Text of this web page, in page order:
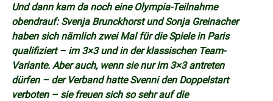
Und dann kam da noch eine Olympia-Teilnahme
obendrauf: Svenja Brunckhorst und Sonja Greinacher
haben sich nämlich zwei Mal für die Spiele in Paris
qualifiziert – im 3×3 und in der klassischen Team-
Variante. Aber auch, wenn sie nur im 3×3 antreten
dürfen – der Verband hatte Svenni den Doppelstart
verboten – sie freuen sich so sehr auf die